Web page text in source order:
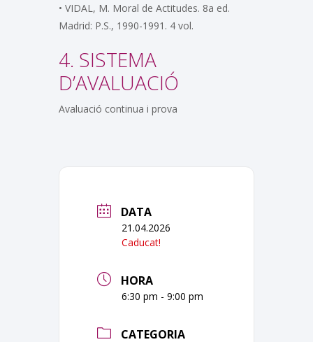
• VIDAL, M. Moral de Actitudes. 8a ed.
Madrid: P.S., 1990-1991. 4 vol.
4. SISTEMA
D’AVALUACIÓ
Avaluació continua i prova
DATA
21.04.2026
Caducat!
HORA
6:30 pm - 9:00 pm
CATEGORIA